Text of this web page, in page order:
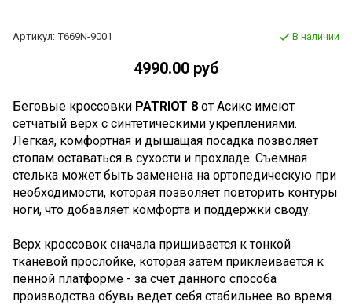
Артикул: T669N-9001 В наличии
4990.00 руб
Беговые кроссовки PATRIOT 8 от Асикс имеют
сетчатый верх с синтетическими укреплениями.
Легкая, комфортная и дышащая посадка позволяет
стопам оставаться в сухости и прохладе. Съемная
стелька может быть заменена на ортопедическую при
необходимости, которая позволяет повторить контуры
ноги, что добавляет комфорта и поддержки своду.
Верх кроссовок сначала пришивается к тонкой
тканевой прослойке, которая затем приклеивается к
пенной платформе - за счет данного способа
производства обувь ведет себя стабильнее во время